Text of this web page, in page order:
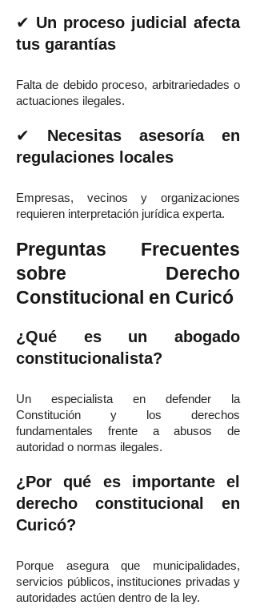
✔ Un proceso judicial afecta
tus garantías
Falta de debido proceso, arbitrariedades o
actuaciones ilegales.
✔ Necesitas asesoría en
regulaciones locales
Empresas, vecinos y organizaciones
requieren interpretación jurídica experta.
Preguntas Frecuentes
sobre Derecho
Constitucional en Curicó
¿Qué es un abogado
constitucionalista?
Un especialista en defender la
Constitución y los derechos
fundamentales frente a abusos de
autoridad o normas ilegales.
¿Por qué es importante el
derecho constitucional en
Curicó?
Porque asegura que municipalidades,
servicios públicos, instituciones privadas y
autoridades actúen dentro de la ley.